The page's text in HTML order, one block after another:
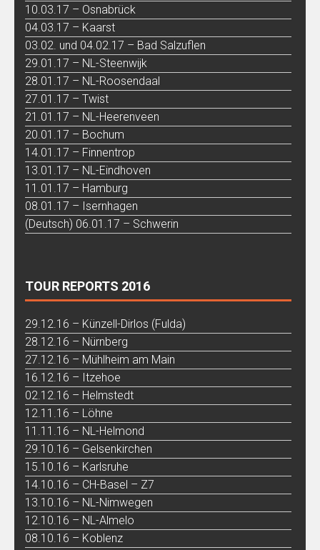
10.03.17 – Osnabrück
04.03.17 – Kaarst
03.02. und 04.02.17 – Bad Salzuflen
29.01.17 – NL-Steenwijk
28.01.17 – NL-Roosendaal
27.01.17 – Twist
21.01.17 – NL-Heerenveen
20.01.17 – Bochum
14.01.17 – Finnentrop
13.01.17 – NL-Eindhoven
11.01.17 – Hamburg
08.01.17 – Isernhagen
(Deutsch) 06.01.17 – Schwerin
TOUR REPORTS 2016
29.12.16 – Künzell-Dirlos (Fulda)
28.12.16 – Nürnberg
27.12.16 – Mühlheim am Main
16.12.16 – Itzehoe
02.12.16 – Helmstedt
12.11.16 – Löhne
11.11.16 – NL-Helmond
29.10.16 – Gelsenkirchen
15.10.16 – Karlsruhe
14.10.16 – CH-Basel – Z7
13.10.16 – NL-Nimwegen
12.10.16 – NL-Almelo
08.10.16 – Koblenz